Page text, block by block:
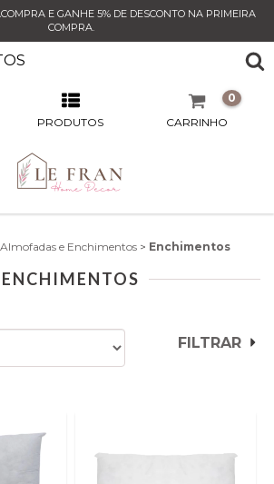
E GANHE 5% DE DESCONTO NA PRIMEIRA
COMPRA.
PRODUTOS CARRINHO
0
Almofadas e Enchimentos > Enchimentos
ENCHIMENTOS
FILTRAR